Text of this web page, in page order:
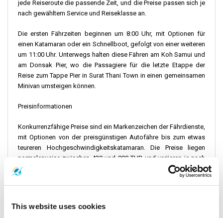
This website uses cookies
jede Reiseroute die passende Zeit, und die Preise passen sich je
nach gewähltem Service und Reiseklasse an.
Die ersten Fährzeiten beginnen um 8:00 Uhr, mit Optionen für
einen Katamaran oder ein Schnellboot, gefolgt von einer weiteren
um 11:00 Uhr. Unterwegs halten diese Fähren am Koh Samui und
am Donsak Pier, wo die Passagiere für die letzte Etappe der
Reise zum Tappe Pier in Surat Thani Town in einen gemeinsamen
Minivan umsteigen können.
Preisinformationen
Konkurrenzfähige Preise sind ein Markenzeichen der Fährdienste,
mit Optionen von der preisgünstigen Autofähre bis zum etwas
teureren Hochgeschwindigkeitskatamaran. Die Preise liegen
normalerweise zwischen 420 und 800 THB und variieren je nach
Saison und Nachfrage. Eine frühzeitige Buchung wird empfohlen,
um die besten Preise und Sitzplatzverfügbarkeit zu erhalten.
Für ein problemloses Boarding-Erlebnis kommen Sie mindestens